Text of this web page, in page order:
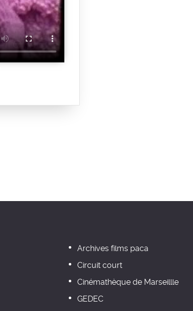
Archives films paca
Circuit court
Cinémathèque de Marseillle
GEDEC